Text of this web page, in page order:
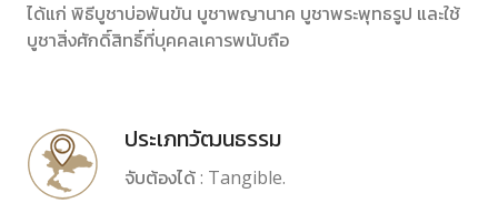
ได้แก่ พิธีบูชาบ่อพันขัน บูชาพญานาค บูชาพระพุทธรูป และใช้
บูชาสิ่งศักดิ์สิทธิ์ที่บุคคลเคารพนับถือ
ประเภทวัฒนธรรม
จับต้องได้ : Tangible.